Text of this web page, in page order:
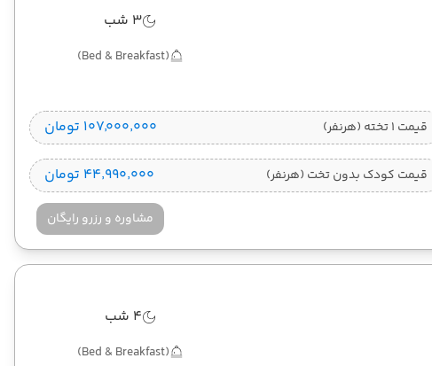
3 شب
(Bed & Breakfast)
قیمت 1 تخته (هرنفر) ۱۰۷٬۰۰۰٬۰۰۰ تومان
قیمت کودک بدون تخت (هرنفر) ۴۴٬۹۹۰٬۰۰۰ تومان
مشاوره و رزرو رایگان
4 شب
(Bed & Breakfast)